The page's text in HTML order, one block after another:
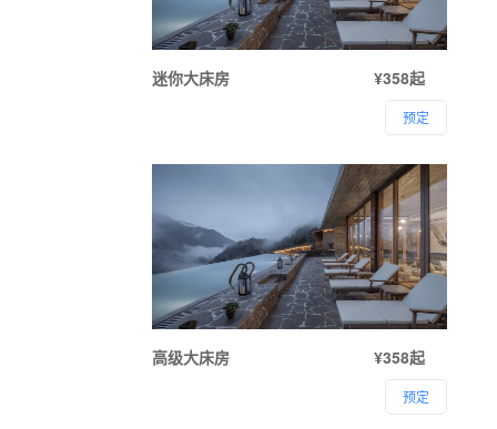
迷你大床房 ¥358起
预定
高级大床房 ¥358起
预定